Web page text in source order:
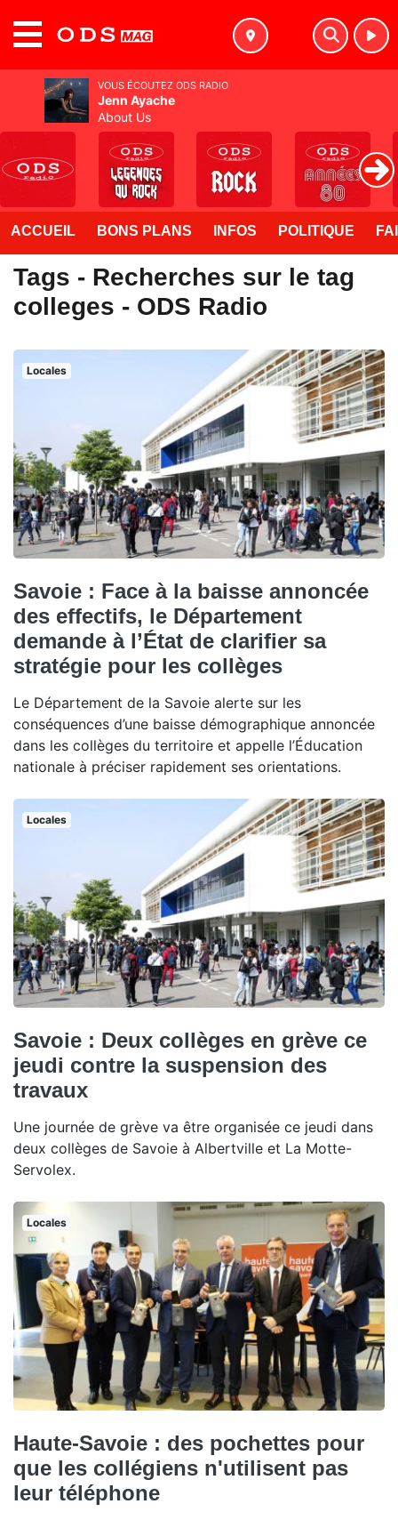
ACCUEIL BONS PLANS INFOS POLITIQUE
Tags - Recherches sur le tag
colleges - ODS Radio
Locales
Savoie : Face à la baisse annoncée
des effectifs, le Département
demande à l’État de clarifier sa
stratégie pour les collèges
Le Département de la Savoie alerte sur les
conséquences d’une baisse démographique annoncée
dans les collèges du territoire et appelle l’Éducation
nationale à préciser rapidement ses orientations.
Locales
Savoie : Deux collèges en grève ce
jeudi contre la suspension des
travaux
Une journée de grève va être organisée ce jeudi dans
deux collèges de Savoie à Albertville et La Motte-
Servolex.
Locales
Haute-Savoie : des pochettes pour
que les collégiens n'utilisent pas
leur téléphone
VOUS ÉCOUTEZ ODS RADIO
Jenn Ayache
About Us